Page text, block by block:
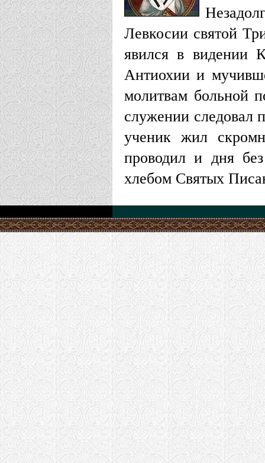
Левкосии святой
явился в видении
Антиохии и
молитвам больной
служении следовал
ученик жил
проводил и дня
хлебом Святых